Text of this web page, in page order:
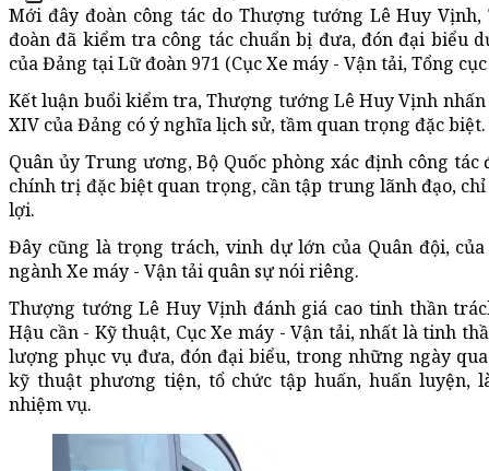
Mới đây đoàn công tác do Thượng tướng Lê Huy
đoàn đã kiểm tra công tác chuẩn bị đưa, đón đại biểu
của Đảng tại Lữ đoàn 971 (Cục Xe máy - Vận tải, Tổng
Kết luận buổi kiểm tra, Thượng tướng Lê Huy Vịnh
XIV của Đảng có ý nghĩa lịch sử, tầm quan trọng đặc biệt.
Quân ủy Trung ương, Bộ Quốc phòng xác định công
chính trị đặc biệt quan trọng, cần tập trung lãnh đạo,
lợi.
Đây cũng là trọng trách, vinh dự lớn của Quân đội,
ngành Xe máy - Vận tải quân sự nói riêng.
Thượng tướng Lê Huy Vịnh đánh giá cao tinh thần
Hậu cần - Kỹ thuật, Cục Xe máy - Vận tải, nhất là tinh
lượng phục vụ đưa, đón đại biểu, trong những ngày
kỹ thuật phương tiện, tổ chức tập huấn, huấn luyện,
nhiệm vụ.